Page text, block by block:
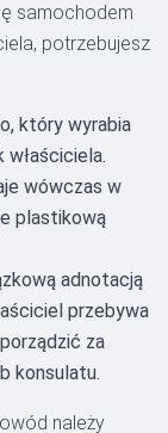
samochodem
potrzebujesz
który wyrabia
właściciela.
wówczas w
plastikową
adnotacją
przebywa
za
konsulatu.
należy